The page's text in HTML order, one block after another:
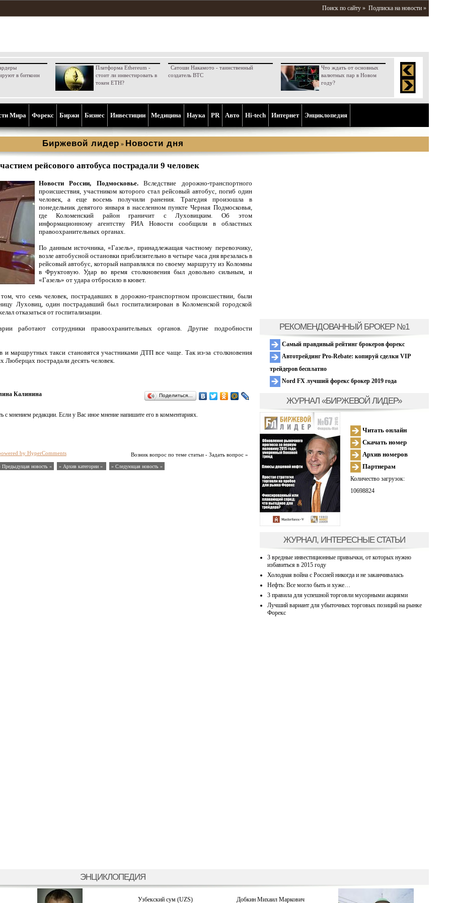
Поиск по сайту » Подписка на новости »
в биткоин
Платформа Ethereum -
стоит ли инвестировать в
токен ETH?
Сатоши Накамото - таинственный
создатель BTC
Что ждать от основных
валютных пар в Новом
году?
Мира Форекс Биржи Бизнес Инвестиции Медицина Наука PR Aвто Hi-tech Интернет Энциклопедия
Биржевой лидер » Новости дня
рейсового автобуса пострадали 9 человек
Новости России, Подмосковье.Вследствие дорожно-транспортного
происшествия, участником которого стал рейсовый автобус, погиб один
человек, а еще восемь получили ранения. Трагедия произошла в
понедельник девятого января в населенном пункте Черная Подмосковья,
где Коломенский район граничит с Луховицким. Об этом
информационному агентству РИА Новости сообщили в областных
правоохранительных органах.
По данным источника, «Газель», принадлежащая частному перевозчику,
возле автобусной остановки приблизительно в четыре часа дня врезалась в
рейсовый автобус, который направлялся по своему маршруту из Коломны
в Фруктовую. Удар во время столкновения был довольно сильным, и
«Газель» от удара отбросило в кювет.
что семь человек, пострадавших в дорожно-транспортном происшествии, были
Луховиц, один пострадавший был госпитализирован в Коломенской городской
отказаться от госпитализации.
работают сотрудники правоохранительных органов. Другие подробности
и маршрутных такси становятся участниками ДТП все чаще. Так из-за столкновения
пострадали десять человек.
Калинина Поделиться…
с мнением редакции. Если у Вас иное мнение напишите его в комментариях.
Возник вопрос по теме статьи - Задать вопрос »
by HyperComments
Предыдущая новость « » Архив категории « » Следующая новость »
РЕКОМЕНДОВАННЫЙ БРОКЕР №1
Самый правдивый рейтинг брокеров форекс
Автотрейдинг Pro-Rebate: копируй сделки VIP
трейдеров бесплатно
Nord FX лучший форекс брокер 2019 года
ЖУРНАЛ «БИРЖЕВОЙ ЛИДЕР»
Читать онлайн
Скачать номер
Архив номеров
Партнерам
Количество загрузок:
10698824
ЖУРНАЛ, ИНТЕРЕСНЫЕ СТАТЬИ
3 вредные инвестиционные привычки, от которых нужно
избавиться в 2015 году
Холодная война с Россией никогда и не заканчивалась
Нефть: Все могло быть и хуже…
3 правила для успешной торговли мусорными акциями
Лучший вариант для убыточных торговых позиций на рынке
Форекс
ЭНЦИКЛОПЕДИЯ
Узбекский сум (UZS) Добкин Михаил Маркович